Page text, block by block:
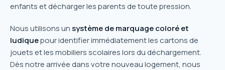
enfants et décharger les parents de toute pression.
Nous utilisons un système de marquage coloré et
ludiquepour identifier immédiatement les cartons de
jouets et les mobiliers scolaires lors du déchargement.
Dès notre arrivée dans votre nouveau logement, nous